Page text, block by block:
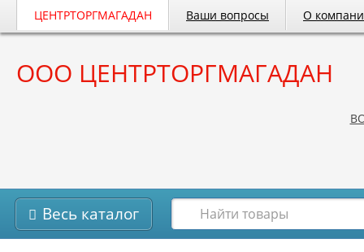
ЦЕНТРТОРГМАГАДАН Ваши вопросы О
ООО ЦЕНТРТОРГМАГАДАН
Весь каталог